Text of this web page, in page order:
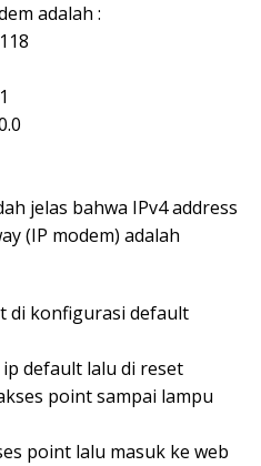
adalah :
jelas bahwa IPv4 address
(IP modem) adalah
di konfigurasi default
default lalu di reset
point sampai lampu
point lalu masuk ke web